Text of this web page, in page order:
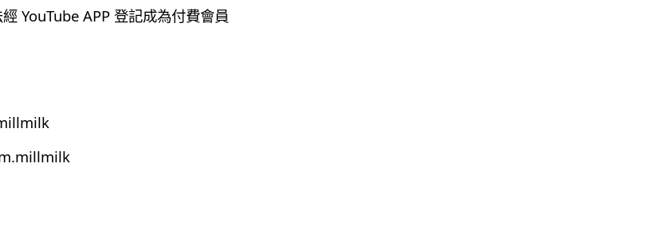
YouTube APP 登記成為付費會員